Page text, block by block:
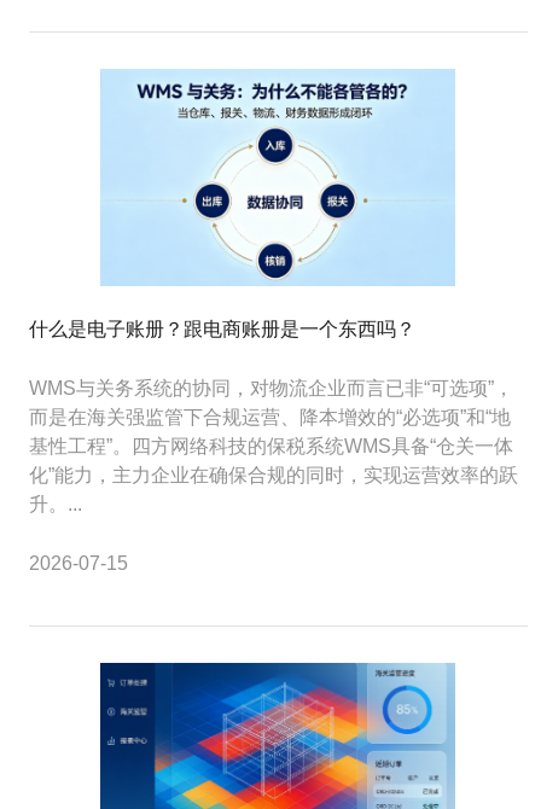
什么是电子账册？跟电商账册是一个东西吗？
WMS与关务系统的协同，对物流企业而言已非“可选项”，
而是在海关强监管下合规运营、降本增效的“必选项”和“地
基性工程”。四方网络科技的保税系统WMS具备“仓关一体
化”能力，主力企业​在确保合规的同时，实现运营效率的跃
升。...
2026-07-15